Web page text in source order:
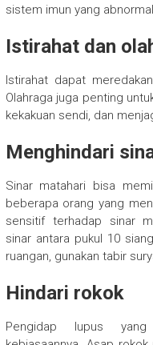
sistem imun yang
Istirahat dan
Istirahat dapat
Olahraga juga penting
kekakuan sendi, dan
Menghindari
Sinar matahari bisa
beberapa orang yang
sensitif terhadap sinar
sinar antara pukul 10
ruangan, gunakan tabir
Hindari rokok
Pengidap lupus